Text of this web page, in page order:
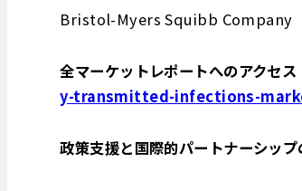
Bristol-Myers Squibb Company
全マーケットレポートへのアクセス
y-transmitted-infections-
政策支援と国際的パートナーシッ